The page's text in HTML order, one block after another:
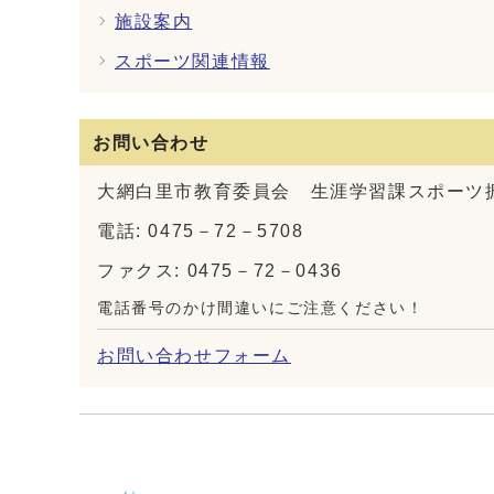
施設案内
スポーツ関連情報
お問い合わせ
大網白里市教育委員会 生涯学習課スポーツ
電話: 0475－72－5708
ファクス: 0475－72－0436
電話番号のかけ間違いにご注意ください！
お問い合わせフォーム